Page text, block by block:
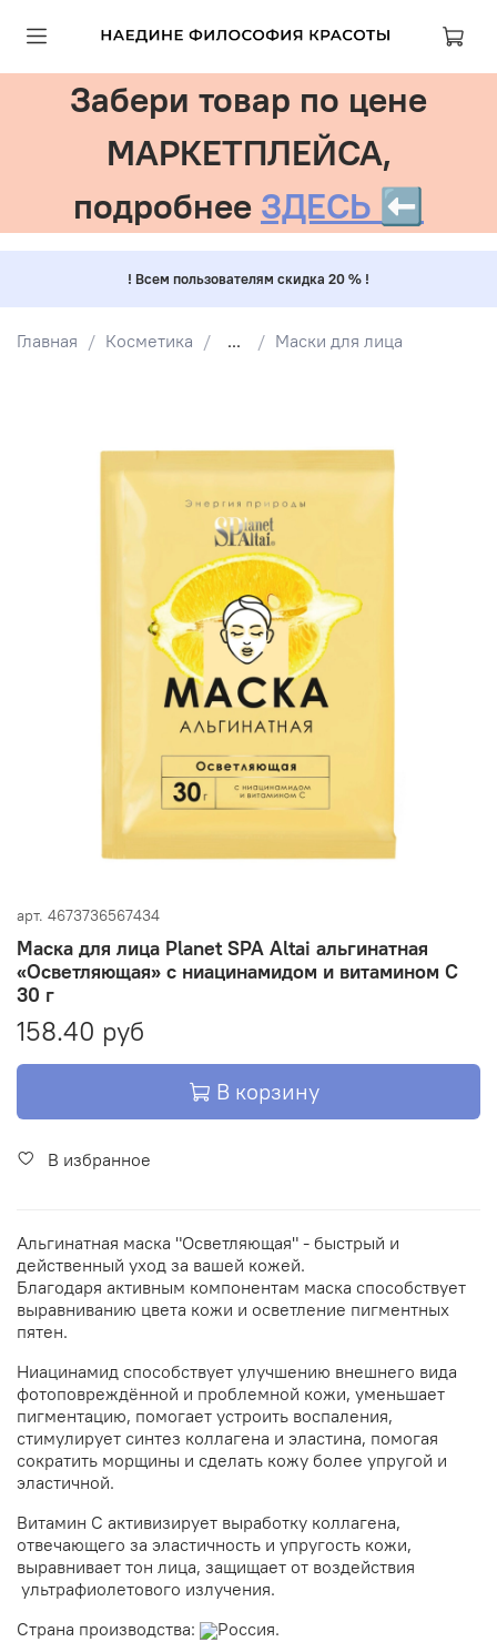
Забери товар по цене
МАРКЕТПЛЕЙСА,
подробнее ЗДЕСЬ ⬅️
! Всем пользователям скидка 20 % !
Главная Косметика ... Маски для лица
арт. 4673736567434
Маска для лица Planet SPA Altai альгинатная
«Осветляющая» с ниацинамидом и витамином С
30 г
158.40 руб
В корзину
В избранное
Альгинатная маска "Осветляющая" - быстрый и
действенный уход за вашей кожей.
Благодаря активным компонентам маска способствует
выравниванию цвета кожи и осветление пигментных
пятен.
Ниацинамид способствует улучшению внешнего вида
фотоповреждённой и проблемной кожи, уменьшает
пигментацию, помогает устроить воспаления,
стимулирует синтез коллагена и эластина, помогая
сократить морщины и сделать кожу более упругой и
эластичной.
Витамин С активизирует выработку коллагена,
отвечающего за эластичность и упругость кожи,
выравнивает тон лица, защищает от воздействия
ультрафиолетового излучения.
Страна производства:
Россия.